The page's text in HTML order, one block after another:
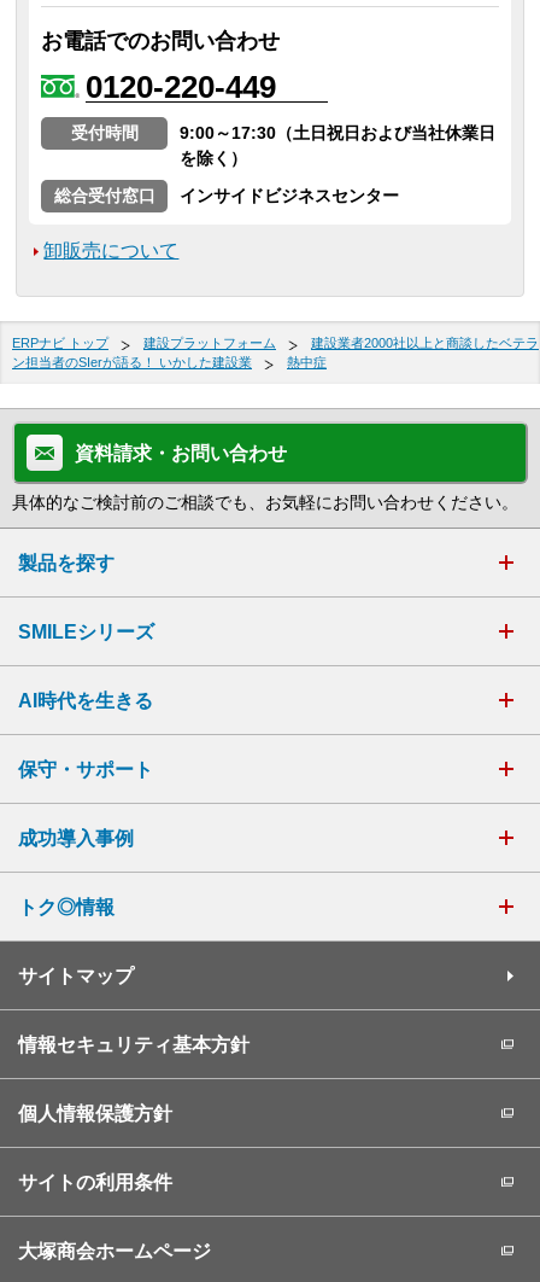
お電話でのお問い合わせ
0120-220-449
受付時間
9:00～17:30（土日祝日および当社休業日
を除く）
総合受付窓口
インサイドビジネスセンター
卸販売について
ERPナビ トップ 建設プラットフォーム
建設業者2000社以上と商談したベテラ
ン担当者のSIerが語る！ いかした建設業
熱中症
資料請求・お問い合わせ
具体的なご検討前のご相談でも、お気軽にお問い合わせください。
製品を探す
SMILEシリーズ
AI時代を生きる
保守・サポート
成功導入事例
トク◎情報
サイトマップ
情報セキュリティ基本方針
個人情報保護方針
サイトの利用条件
大塚商会ホームページ